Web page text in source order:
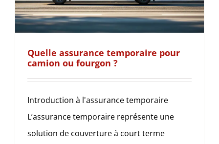
Quelle assurance temporaire pour
camion ou fourgon ?
Introduction à l'assurance temporaire
L’assurance temporaire représente une
solution de couverture à court terme